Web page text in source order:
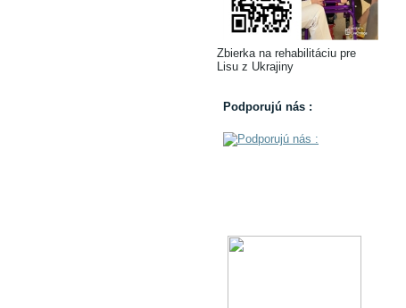
Zbierka na rehabilitáciu pre
Lisu z Ukrajiny
Podporujú nás :